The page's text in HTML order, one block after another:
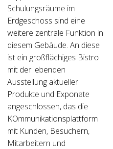
Schulungsräume im
Erdgeschoss sind eine
weitere zentrale Funktion in
diesem Gebäude. An diese
ist ein großflächiges Bistro
mit der lebenden
Ausstellung aktueller
Produkte und Exponate
angeschlossen, das die
KOmmunikationsplattform
mit Kunden, Besuchern,
Mitarbeitern und